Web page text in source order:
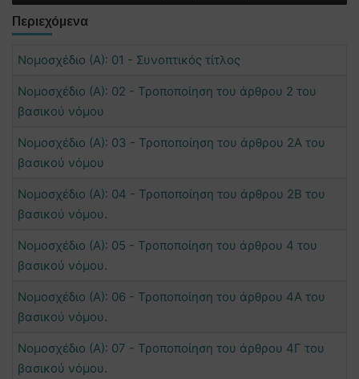
Περιεχόμενα
Νομοσχέδιο (Α): 01 - Συνοπτικός τίτλος
Νομοσχέδιο (Α): 02 - Τροποποίηση του άρθρου 2 του
βασικού νόμου
Νομοσχέδιο (Α): 03 - Τροποποίηση του άρθρου 2Α του
βασικού νόμου
Νομοσχέδιο (Α): 04 - Τροποποίηση του άρθρου 2Β του
βασικού νόμου.
Νομοσχέδιο (Α): 05 - Τροποποίηση του άρθρου 4 του
βασικού νόμου.
Νομοσχέδιο (Α): 06 - Τροποποίηση του άρθρου 4Α του
βασικού νόμου.
Νομοσχέδιο (Α): 07 - Τροποποίηση του άρθρου 4Γ του
βασικού νόμου.